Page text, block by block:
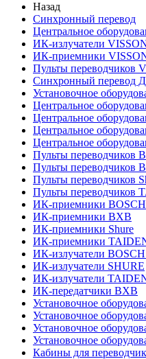
Назад
Синхронный перевод
Центральное
ИК-излучатели
ИК-приемники
Пульты переводчиков
Синхронный перевод
Установочное
Центральное
Центральное
Центральное
Центральное
Пульты переводчиков
Пульты переводчиков
Пульты переводчиков
Пульты переводчиков
ИК-приемники BOSCH
ИК-приемники BXB
ИК-приемники Shure
ИК-приемники
ИК-излучатели BOSCH
ИК-излучатели SHURE
ИК-излучатели
ИК-передатчики BXB
Установочное
Установочное
Установочное
Установочное
Кабины для